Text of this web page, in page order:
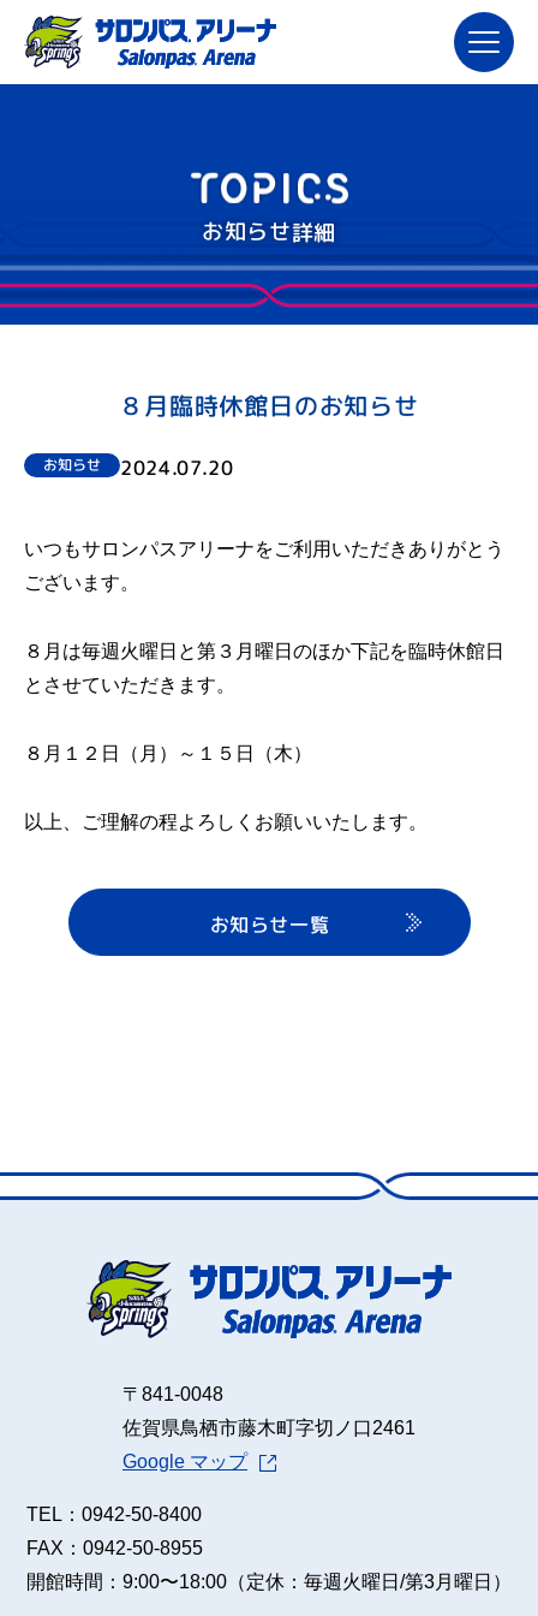
お知らせ詳細
８月臨時休館日のお知らせ
お知らせ 2024.07.20
いつもサロンパスアリーナをご利用いただきありがとう
ございます。
８月は毎週火曜日と第３月曜日のほか下記を臨時休館日
とさせていただきます。
８月１２日（月）～１５日（木）
以上、ご理解の程よろしくお願いいたします。
お知らせ一覧
施設のご予約
〒841-0048
佐賀県鳥栖市藤木町字切ノ口2461
Google マップ
TEL：0942-50-8400
FAX：0942-50-8955
開館時間：9:00〜18:00 （定休：毎週火曜日/第3月曜日）